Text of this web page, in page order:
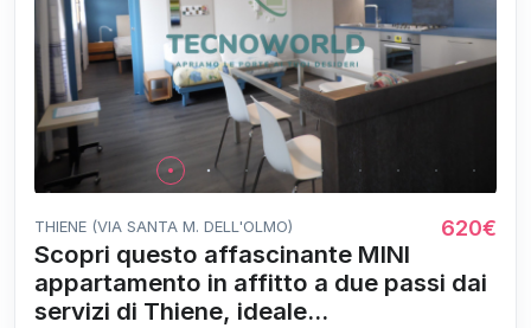
THIENE (VIA SANTA M. DELL'OLMO) 620€
Scopri questo affascinante MINI
appartamento in affitto a due passi dai
servizi di Thiene, ideale...